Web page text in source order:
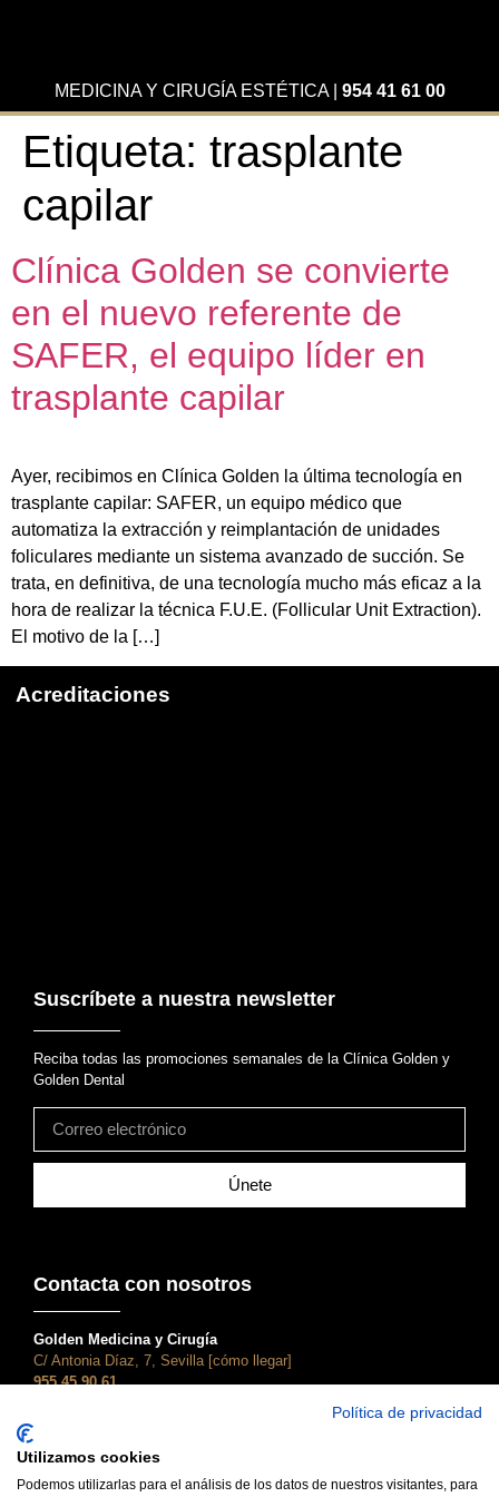
MEDICINA Y CIRUGÍA ESTÉTICA| 954 41 61 00
Etiqueta: trasplante
capilar
Clínica Golden se convierte
en el nuevo referente de
SAFER, el equipo líder en
trasplante capilar
Ayer, recibimos en Clínica Golden la última tecnología en
trasplante capilar: SAFER, un equipo médico que
automatiza la extracción y reimplantación de unidades
foliculares mediante un sistema avanzado de succión. Se
trata, en definitiva, de una tecnología mucho más eficaz a la
hora de realizar la técnica F.U.E. (Follicular Unit Extraction).
El motivo de la […]
Acreditaciones
Suscríbete a nuestra newsletter
Reciba todas las promociones semanales de la Clínica Golden y
Golden Dental
Únete
Contacta con nosotros
Golden Medicina y Cirugía
C/ Antonia Díaz, 7, Sevilla [cómo llegar]
955 45 90 61
C/ Adriano, 28, Sevilla [cómo llegar]
955 45 90 61
Política de privacidad
Utilizamos cookies
Podemos utilizarlas para el análisis de los datos de nuestros visitantes, para